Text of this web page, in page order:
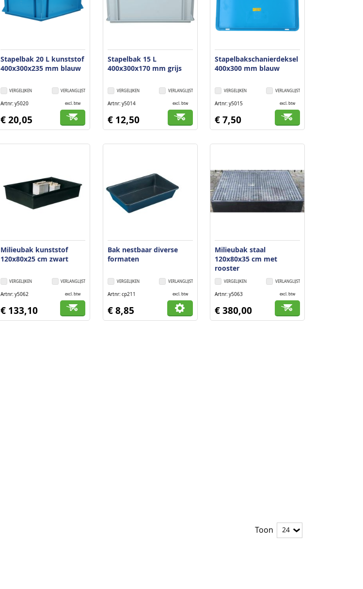
Stapelbak 20 L kunststof
400x300x235 mm blauw
VERLANGLIJST
VERGELIJKEN
Artnr y5020 excl. btw
€ 20,05
Stapelbak 15 L
400x300x170 mm grijs
VERLANGLIJST
VERGELIJKEN
Artnr y5014 excl. btw
€ 12,50
Stapelbakschanierdeksel
400x300 mm blauw
VERLANGLIJST
VERGELIJKEN
Artnr y5015 excl. btw
€ 7,50
Milieubak kunststof
120x80x25 cm zwart
VERLANGLIJST
VERGELIJKEN
Artnr y5062 excl. btw
€ 133,10
Bak nestbaar diverse
formaten
VERLANGLIJST
VERGELIJKEN
Artnr cp211 excl. btw
€ 8,85
Milieubak staal
120x80x35 cm met
rooster
VERLANGLIJST
VERGELIJKEN
Artnr y5063 excl. btw
€ 380,00
Toon